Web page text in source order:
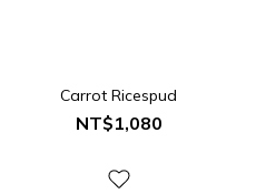
Carrot Ricespud
NT$1,080